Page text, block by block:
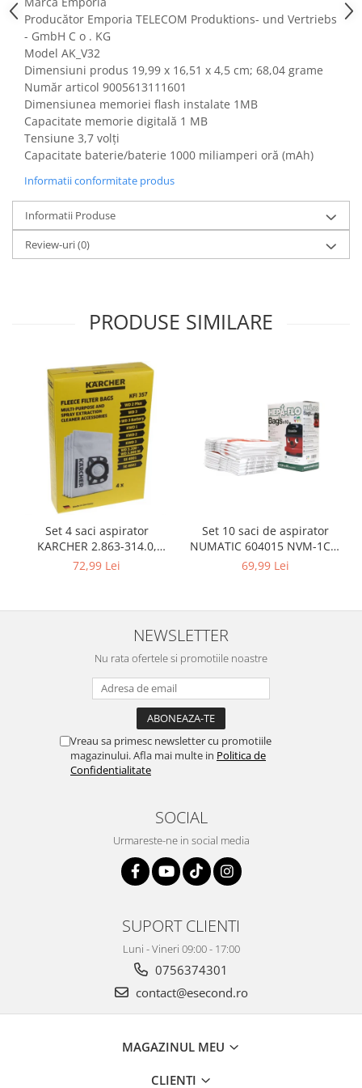
Fiare de calcat si masini de cusut
Ingrijire Locuinta
Purificatoare de aer
Fashion
Bijuterii
Ceasuri barbatesti
Ceasuri dama
Cutii, curele si accesorii ceasuri
Genti si accesorii barbati
Genti si accesorii femei
Imbracaminte barbati
Imbracaminte femei
Ochelari de soare
Gaming, Carti & Birotica
Birotica & Papetarie
Console, Jocuri & Accesorii
Ingrijire personala & Cosmetice
Accesorii aparate de ras electrice
Accesorii aparate hair styling
Aparate & Accesorii ingrijire
personala
Aparate cosmetice
Articole Sanatate si Wellness
Cosmetice si produse ingrijire
Jucarii, Copii & Bebe
Camera copilului
Igiena si ingrijire
Jucarii si Jocuri
Maternitate
Accesorii animale de companie
Castroane si adapatori animale
Igiena animale de companie
Zgarzi, lese si hamuri
PC, Periferice & Software
Producător ‎Emporia TELECOM Produktions- und Vertriebs
- GmbH C o . KG
Model AK_V32
Dimensiuni produs ‎19,99 x 16,51 x 4,5 cm; 68,04 grame
Număr articol ‎9005613111601
Dimensiunea memoriei flash instalate ‎1MB
Capacitate memorie digitală 1 MB
Tensiune 3,7 volți
Capacitate baterie/baterie 1000 miliamperi oră (mAh)
Informatii conformitate produs
Informatii Produse
Review-uri(0)
PRODUSE SIMILARE
Set 4 saci aspirator
KARCHER 2.863-314.0,
compatibil cu WD, KWD, SE
72,99 Lei
Set 10 saci de aspirator
NUMATIC 604015 NVM-1CH,
9L
69,99 Lei
NEWSLETTER
Nu rata ofertele si promotiile noastre
Vreau sa primesc newsletter cu promotiile
magazinului. Afla mai multe in Politica de
Confidentialitate
SOCIAL
Urmareste-ne in social media
SUPORT CLIENTI
Luni - Vineri 09:00 - 17:00
0756374301
contact@esecond.ro
MAGAZINUL MEU
CLIENTI